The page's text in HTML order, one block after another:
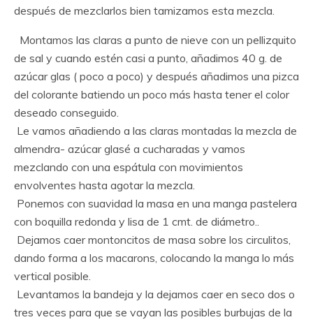
después de mezclarlos bien tamizamos esta mezcla.
Montamos las claras a punto de nieve con un pellizquito
de sal y cuando estén casi a punto, añadimos 40 g. de
azúcar glas ( poco a poco) y después añadimos una pizca
del colorante batiendo un poco más hasta tener el color
deseado conseguido.
Le vamos añadiendo a las claras montadas la mezcla de
almendra- azúcar glasé a cucharadas y vamos
mezclando con una espátula con movimientos
envolventes hasta agotar la mezcla.
Ponemos con suavidad la masa en una manga pastelera
con boquilla redonda y lisa de 1 cmt. de diámetro..
Dejamos caer montoncitos de masa sobre los circulitos,
dando forma a los macarons, colocando la manga lo más
vertical posible.
Levantamos la bandeja y la dejamos caer en seco dos o
tres veces para que se vayan las posibles burbujas de la